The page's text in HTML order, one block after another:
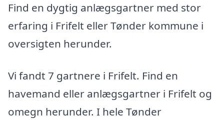
Find en dygtig anlægsgartner med stor
erfaring i Frifelt eller Tønder kommune i
oversigten herunder.
Vi fandt 7 gartnere i Frifelt. Find en
havemand eller anlægsgartner i Frifelt og
omegn herunder. I hele Tønder